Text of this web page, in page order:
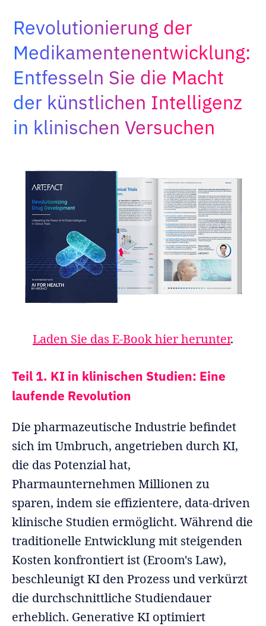
Suche
DE
Revolutionierung der
Medikamentenentwicklung:
Entfesseln Sie die Macht
der künstlichen Intelligenz
in klinischen Versuchen
Laden Sie das E-Book hier herunter.
Teil 1. KI in klinischen Studien: Eine
laufende Revolution
Die pharmazeutische Industrie befindet
sich im Umbruch, angetrieben durch KI,
die das Potenzial hat,
Pharmaunternehmen Millionen zu
sparen, indem sie effizientere, data-driven
klinische Studien ermöglicht. Während die
traditionelle Entwicklung mit steigenden
Kosten konfrontiert ist (Eroom's Law),
beschleunigt KI den Prozess und verkürzt
die durchschnittliche Studiendauer
erheblich. Generative KI optimiert